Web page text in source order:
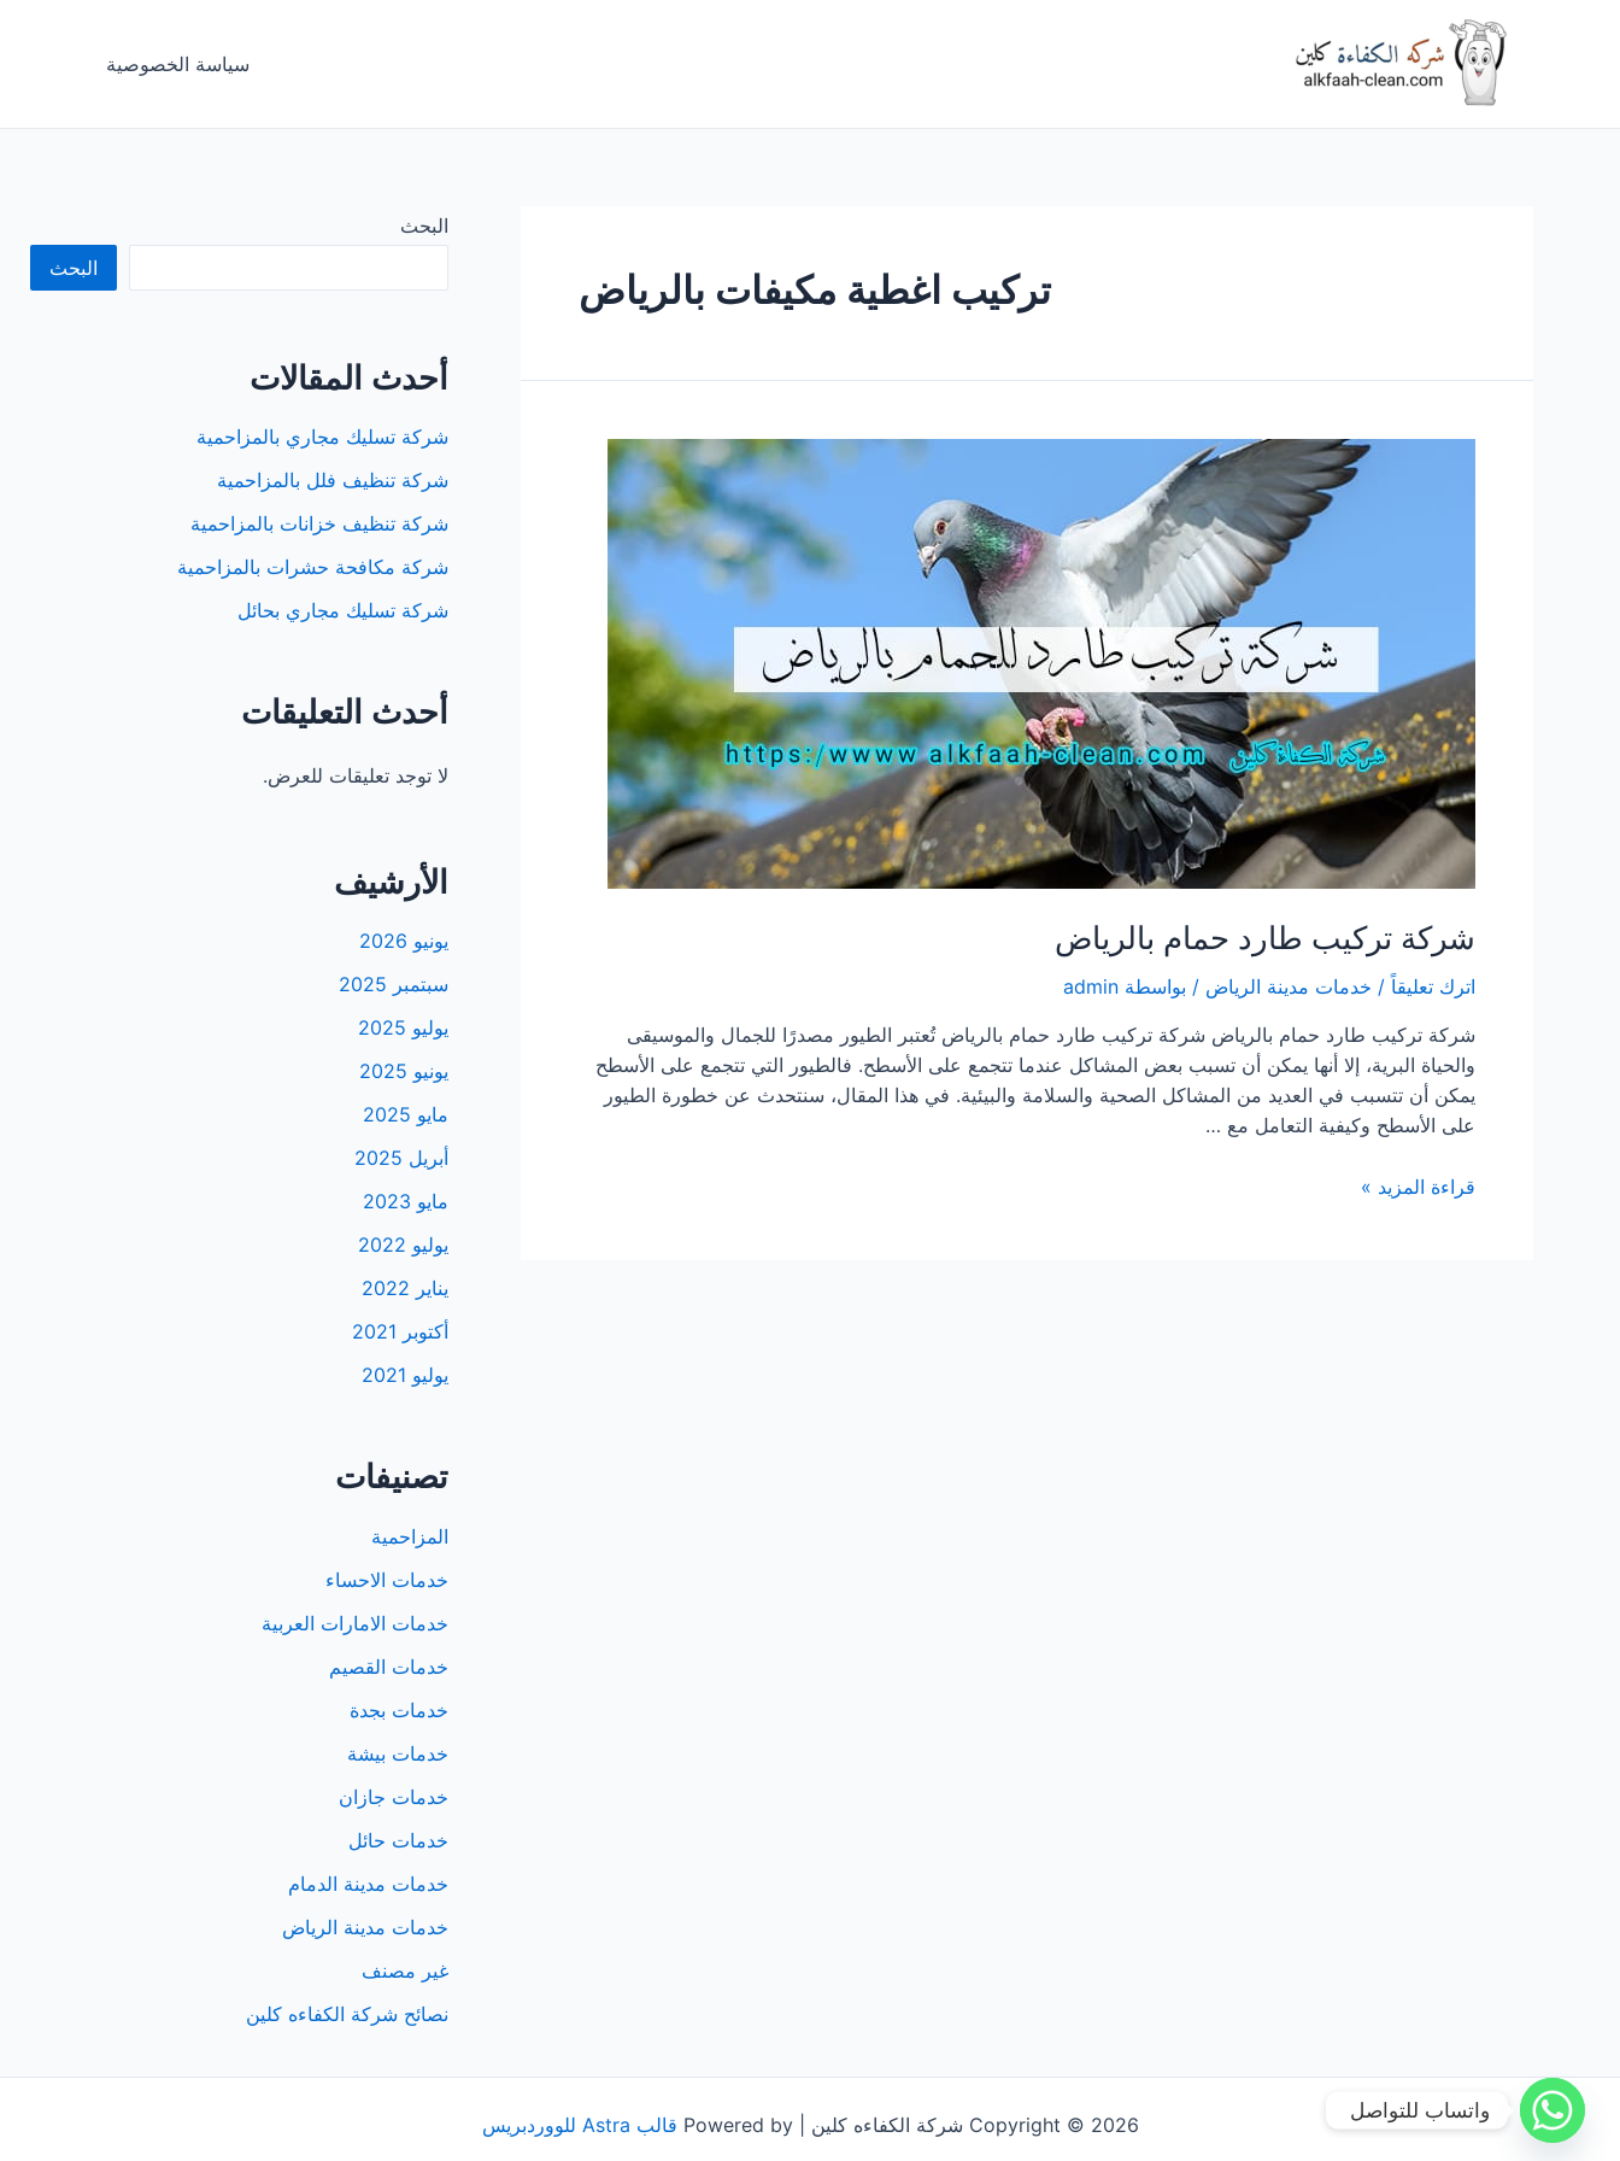
سياسة الخصوصية
تركيب اغطية مكيفات بالرياض
شركة تركيب طارد حمام بالرياض
اترك تعليقاً / خدمات مدينة الرياض / بواسطة admin
شركة تركيب طارد حمام بالرياض شركة تركيب طارد حمام بالرياض تُعتبر الطيور مصدرًا للجمال والموسيقى
والحياة البرية، إلا أنها يمكن أن تسبب بعض المشاكل عندما تتجمع على الأسطح. فالطيور التي تتجمع على الأسطح
يمكن أن تتسبب في العديد من المشاكل الصحية والسلامة والبيئية. في هذا المقال، سنتحدث عن خطورة الطيور
على الأسطح وكيفية التعامل مع …
شركة
قراءة المزيد »
البحث
البحث
أحدث المقالات
شركة تسليك مجاري بالمزاحمية
شركة تنظيف فلل بالمزاحمية
شركة تنظيف خزانات بالمزاحمية
شركة مكافحة حشرات بالمزاحمية
شركة تسليك مجاري بحائل
أحدث التعليقات
لا توجد تعليقات للعرض.
الأرشيف
يونيو 2026
سبتمبر 2025
يوليو 2025
يونيو 2025
مايو 2025
أبريل 2025
مايو 2023
يوليو 2022
يناير 2022
أكتوبر 2021
يوليو 2021
تصنيفات
المزاحمية
خدمات الاحساء
خدمات الامارات العربية
خدمات القصيم
خدمات بجدة
خدمات بيشة
خدمات جازان
خدمات حائل
خدمات مدينة الدمام
خدمات مدينة الرياض
غير مصنف
نصائح شركة الكفاءه كلين
Copyright © 2026 شركة الكفاءه كلين | Powered by قالب Astra للووردبريس
واتساب للتواصل